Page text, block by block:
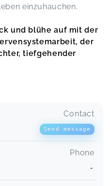
einzuhauchen.
und blühe auf mit der
der
tiefgehender
Contact
Send message
Phone
-